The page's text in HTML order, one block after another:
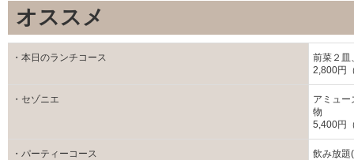
オススメ
・本日のランチコース
前菜２皿
2,800円
・セゾニエ
アミュー
物
5,400円
・パーティーコース
飲み放題